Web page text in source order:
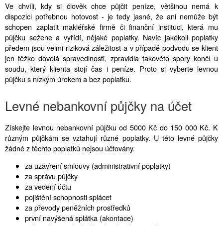
Ve chvíli, kdy si člověk chce půjčit peníze, většinou nemá k
dispozici potřebnou hotovost - je tedy jasné, že ani nemůže být
schopen zaplatit makléřské firmě či finanční instituci, která mu
půjčku sežene a vyřídí, nějaké poplatky. Navíc jakékoli poplatky
předem jsou velmi riziková záležitost a v případě podvodu se klient
jen těžko dovolá spravedlnosti, zpravidla takovéto spory končí u
soudu, který klienta stojí čas i peníze. Proto si vyberte levnou
půjčku s nízkým úrokem a bez poplatku.
Levné nebankovní půjčky na účet
Získejte levnou nebankovní půjčku od 5000 Kč do 150 000 Kč. K
různým půjčkám se vztahují různé poplatky. U této levné půjčky
žádné z těchto poplatků nejsou účtovány.
za uzavření smlouvy (administrativní poplatky)
za správu půjčky
za vedení účtu
pojištění schopnosti splácet
za převody peněžních prostředků
první navýšená splátka (akontace)